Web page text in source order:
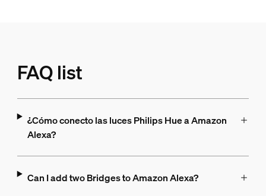
FAQ list
¿Cómo conecto las luces Philips Hue a Amazon
Alexa?
Can I add two Bridges to Amazon Alexa?